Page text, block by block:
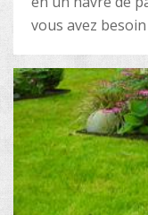
vous avez